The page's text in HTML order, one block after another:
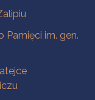
Pamięci im. gen.